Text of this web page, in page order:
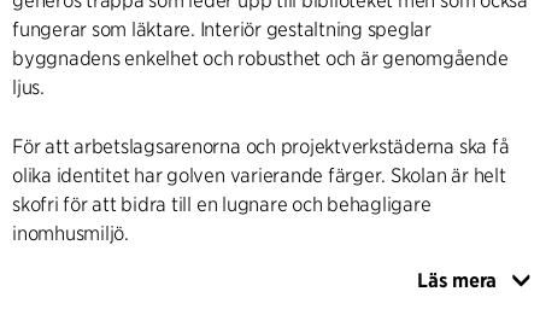
fungerar som läktare. Interiör gestaltning speglar
byggnadens enkelhet och robusthet och är genomgående
ljus.
För att arbetslagsarenorna och projektverkstäderna ska få
olika identitet har golven varierande färger. Skolan är helt
skofri för att bidra till en lugnare och behagligare
inomhusmiljö.
I anslutning till Tiundaskolan ligger Tiunda idrottshall.
Läs mera